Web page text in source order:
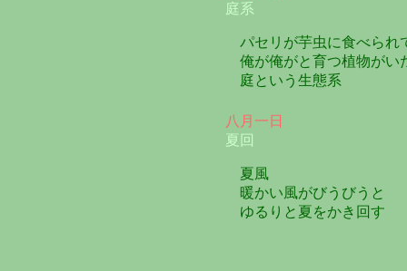
庭系
パセリが芋虫に食べられ
俺が俺がと育つ植物がい
庭という生態系
八月一日
夏回
夏風
暖かい風がびうびうと
ゆるりと夏をかき回す